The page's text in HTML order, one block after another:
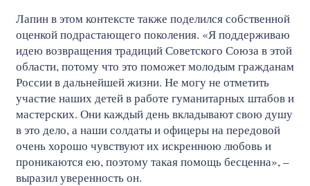
Лапин в этом контексте также поделился собственной
оценкой подрастающего поколения. «Я поддерживаю
идею возвращения традиций Советского Союза в этой
области, потому что это поможет молодым гражданам
России в дальнейшей жизни. Не могу не отметить
участие наших детей в работе гуманитарных штабов и
мастерских. Они каждый день вкладывают свою душу
в это дело, а наши солдаты и офицеры на передовой
очень хорошо чувствуют их искреннюю любовь и
проникаются ею, поэтому такая помощь бесценна», –
выразил уверенность он.